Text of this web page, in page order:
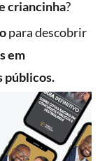
criancinha?
para descobrir
em
públicos.